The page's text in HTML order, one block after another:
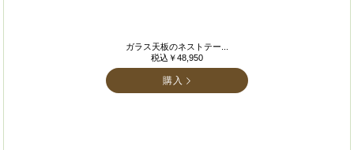
ガラス天板のネストテー...
税込￥48,950
購入